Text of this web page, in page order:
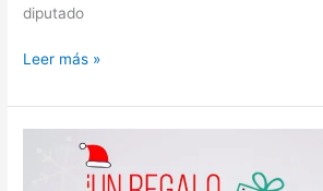
diputado
Leer más »